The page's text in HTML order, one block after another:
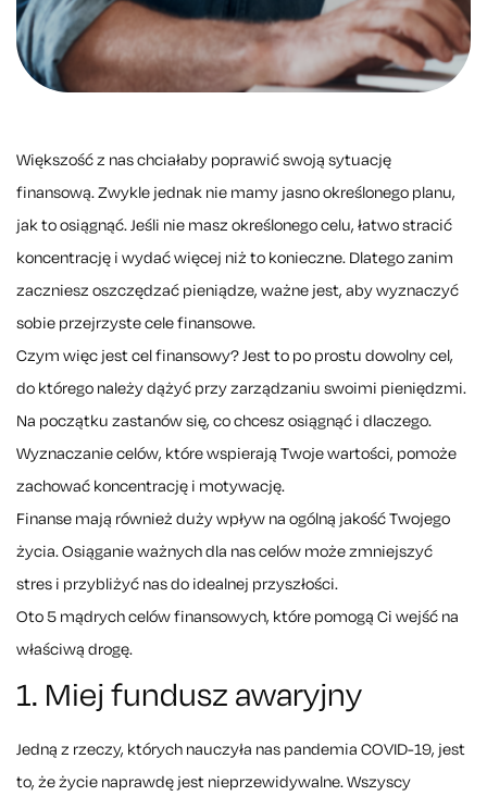
Większość z nas chciałaby poprawić swoją sytuację
finansową. Zwykle jednak nie mamy jasno określonego planu,
jak to osiągnąć. Jeśli nie masz określonego celu, łatwo stracić
koncentrację i wydać więcej niż to konieczne. Dlatego zanim
zaczniesz oszczędzać pieniądze, ważne jest, aby wyznaczyć
sobie przejrzyste cele finansowe.
Czym więc jest cel finansowy? Jest to po prostu dowolny cel,
do którego należy dążyć przy zarządzaniu swoimi pieniędzmi.
Na początku zastanów się, co chcesz osiągnąć i dlaczego.
Wyznaczanie celów, które wspierają Twoje wartości, pomoże
zachować koncentrację i motywację.
Finanse mają również duży wpływ na ogólną jakość Twojego
życia. Osiąganie ważnych dla nas celów może zmniejszyć
stres i przybliżyć nas do idealnej przyszłości.
Oto 5 mądrych celów finansowych, które pomogą Ci wejść na
właściwą drogę.
1. Miej fundusz awaryjny
Jedną z rzeczy, których nauczyła nas pandemia COVID-19, jest
to, że życie naprawdę jest nieprzewidywalne. Wszyscy